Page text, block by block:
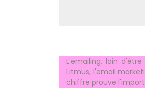
L'emailing, loin
Litmus, l'email
chiffre prouve